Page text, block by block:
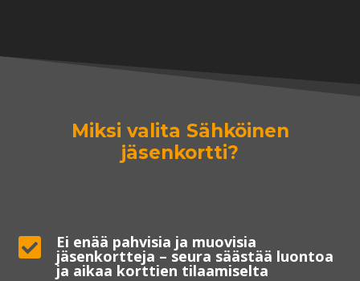
Miksi valita Sähköinen
jäsenkortti?
 Ei enää pahvisia ja muovisia
jäsenkortteja – seura säästää luontoa
ja aikaa korttien tilaamiselta